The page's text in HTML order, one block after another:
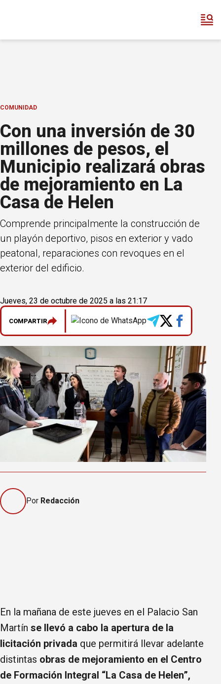
COMUNIDAD
Con una inversión de 30
millones de pesos, el
Municipio realizará obras
de mejoramiento en La
Casa de Helen
Comprende principalmente la construcción de
un playón deportivo, pisos en exterior y vado
peatonal, reparaciones con revoques en el
exterior del edificio.
Jueves, 23 de octubre de 2025 a las 21:17
COMPARTIR
Por Redacción
En la mañana de este jueves en el Palacio San
Martín se llevó a cabo la apertura de la
licitación privada que permitirá llevar adelante
distintas obras de mejoramiento en el Centro
de Formación Integral “La Casa de Helen”,